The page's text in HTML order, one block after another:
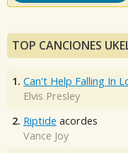
TOP CANCIONES
1. Can't Help Falling In
Elvis Presley
2. Riptide acordes
Vance Joy